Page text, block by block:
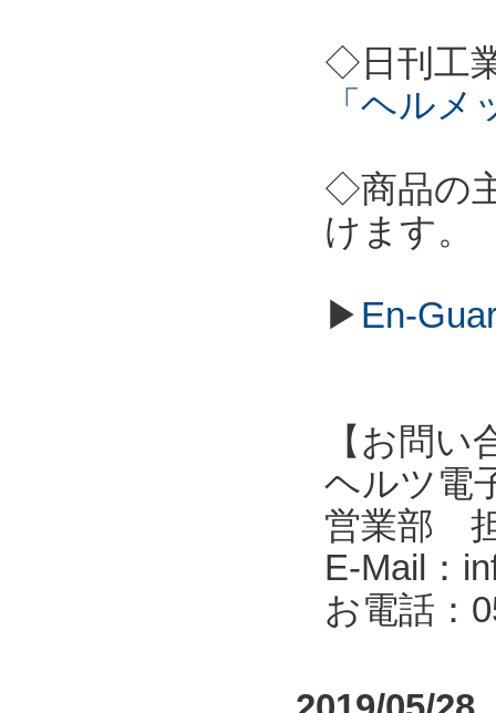
◇日刊工
「ヘル
◇商品の
けます。
▶ En-
【お問い
ヘルツ電
営業部
E-Mail：
お電話：